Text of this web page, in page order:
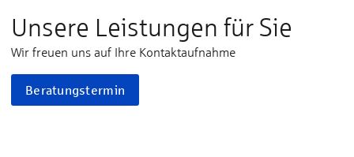
Unsere Leistungen für Sie
Wir freuen uns auf Ihre Kontaktaufnahme
Beratungstermin